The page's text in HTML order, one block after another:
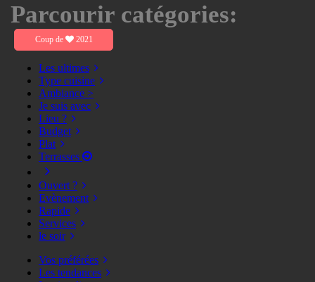
Parcourir catégories:
Coup de 2021
Les ultimes
Type cuisine
Ambiance >
Je suis avec
Lieu ?
Budget
Plat
Terrasses
Ouvert ?
Evènement
Rapide
Services
le soir
Vos préférées
Les tendances